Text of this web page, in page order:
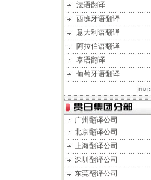
法语翻译
西班牙语翻译
意大利语翻译
阿拉伯语翻译
泰语翻译
葡萄牙语翻译
广州翻译公司
北京翻译公司
上海翻译公司
深圳翻译公司
东莞翻译公司